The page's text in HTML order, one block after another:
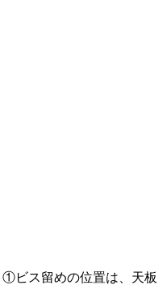
①ビス留めの位置は、天板